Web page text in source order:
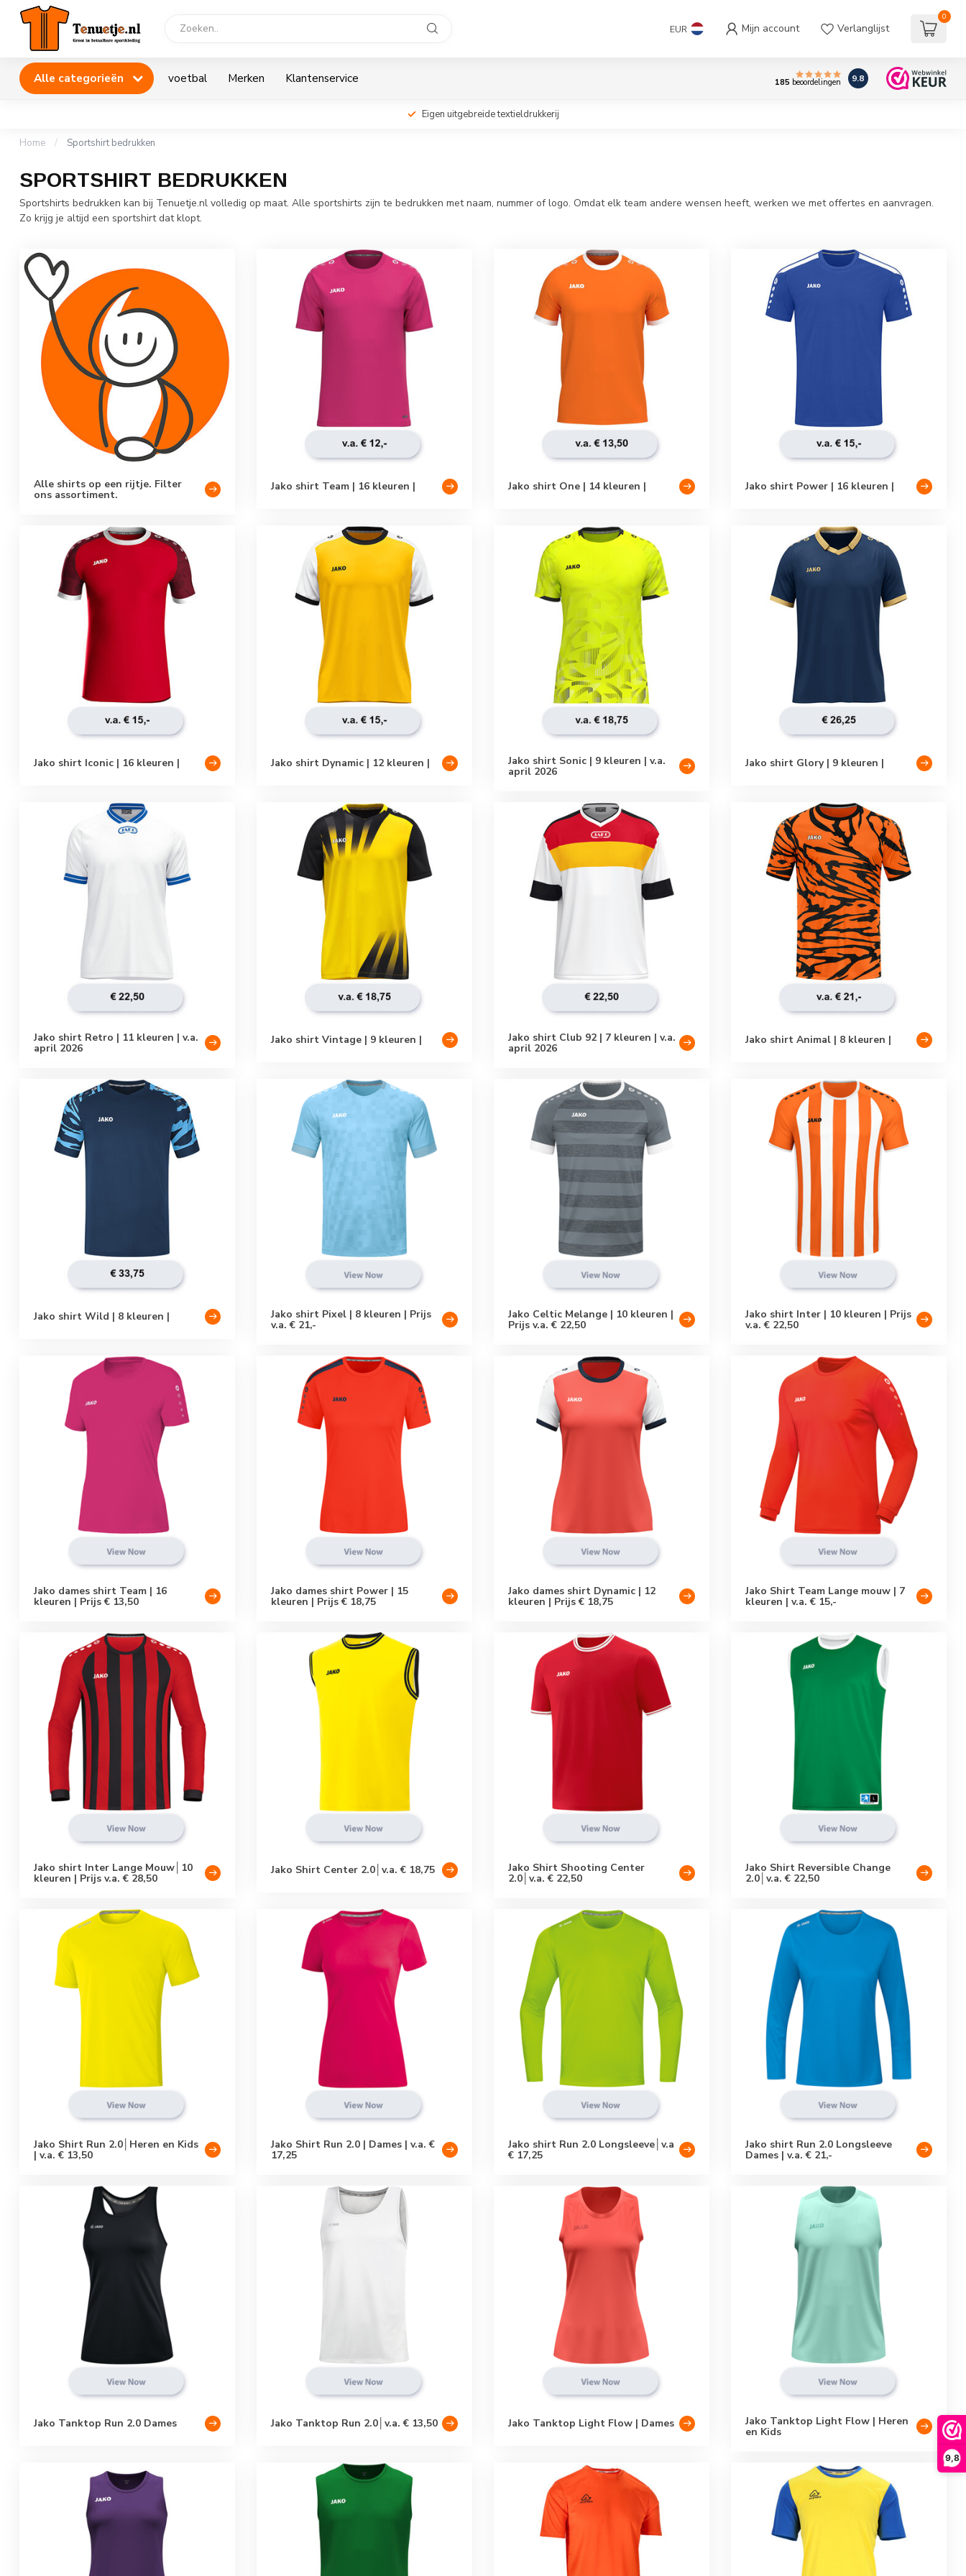
9,8
EUR Mijn account Verlanglijst
0
Alle categorieën voetbal Merken Klantenservice 185 beoordelingen 9.8
Eigen uitgebreide textieldrukkerij
Home / Sportshirt bedrukken
SPORTSHIRT BEDRUKKEN
Sportshirts bedrukken kan bij Tenuetje.nl volledig op maat. Alle sportshirts zijn te bedrukken met naam, nummer of logo. Omdat elk team andere wensen heeft, werken we met offertes en aanvragen.
Zo krijg je altijd een sportshirt dat klopt.
Alle shirts op een rijtje. Filter
ons assortiment.
Jako shirt Team | 16 kleuren | Jako shirt One | 14 kleuren | Jako shirt Power | 16 kleuren |
Jako shirt Iconic | 16 kleuren | Jako shirt Dynamic | 12 kleuren | Jako shirt Sonic | 9 kleuren | v.a.
april 2026
Jako shirt Glory | 9 kleuren |
Jako shirt Retro | 11 kleuren | v.a.
april 2026
Jako shirt Vintage | 9 kleuren | Jako shirt Club 92 | 7 kleuren | v.a.
april 2026
Jako shirt Animal | 8 kleuren |
Jako shirt Wild | 8 kleuren | Jako shirt Pixel | 8 kleuren | Prijs
v.a. € 21,-
Jako Celtic Melange | 10 kleuren |
Prijs v.a. € 22,50
Jako shirt Inter | 10 kleuren | Prijs
v.a. € 22,50
Jako dames shirt Team | 16
kleuren | Prijs € 13,50
Jako dames shirt Power | 15
kleuren | Prijs € 18,75
Jako dames shirt Dynamic | 12
kleuren | Prijs € 18,75
Jako Shirt Team Lange mouw | 7
kleuren | v.a. € 15,-
Jako shirt Inter Lange Mouw│10
kleuren | Prijs v.a. € 28,50
Jako Shirt Center 2.0│v.a. € 18,75 Jako Shirt Shooting Center
2.0│v.a. € 22,50
Jako Shirt Reversible Change
2.0│v.a. € 22,50
Jako Shirt Run 2.0│Heren en Kids
| v.a. € 13,50
Jako Shirt Run 2.0 | Dames | v.a. €
17,25
Jako shirt Run 2.0 Longsleeve│v.a
€ 17,25
Jako shirt Run 2.0 Longsleeve
Dames | v.a. € 21,-
Jako Tanktop Run 2.0 Dames Jako Tanktop Run 2.0│v.a. € 13,50 Jako Tanktop Light Flow | Dames Jako Tanktop Light Flow | Heren
en Kids